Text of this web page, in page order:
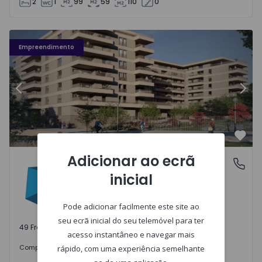
Empreendimento
Fachada PLENO JARDIM - 3
Anterior
Águas Santas, PortoPLENO JARDIM
Águas Santas, Porto
49 Frações disponíveis
Comprar desde 242.000 €
Adicionar ao ecrã
inicial
Pode adicionar facilmente este site ao
seu ecrã inicial do seu telemóvel para ter
acesso instantâneo e navegar mais
rápido, com uma experiência semelhante